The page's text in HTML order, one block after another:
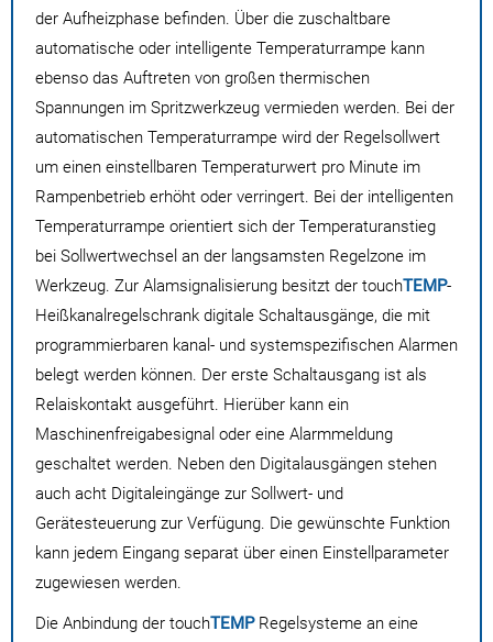
der Aufheizphase befinden. Über die zuschaltbare
automatische oder intelligente Temperaturrampe kann
ebenso das Auftreten von großen thermischen
Spannungen im Spritzwerkzeug vermieden werden. Bei der
automatischen Temperaturrampe wird der Regelsollwert
um einen einstellbaren Temperaturwert pro Minute im
Rampenbetrieb erhöht oder verringert. Bei der intelligenten
Temperaturrampe orientiert sich der Temperaturanstieg
bei Sollwertwechsel an der langsamsten Regelzone im
Werkzeug. Zur Alamsignalisierung besitzt der touchTEMP-
Heißkanalregelschrank digitale Schaltausgänge, die mit
programmierbaren kanal- und systemspezifischen Alarmen
belegt werden können. Der erste Schaltausgang ist als
Relaiskontakt ausgeführt. Hierüber kann ein
Maschinenfreigabesignal oder eine Alarmmeldung
geschaltet werden. Neben den Digitalausgängen stehen
auch acht Digitaleingänge zur Sollwert- und
Gerätesteuerung zur Verfügung. Die gewünschte Funktion
kann jedem Eingang separat über einen Einstellparameter
zugewiesen werden.
Die Anbindung der touchTEMP Regelsysteme an eine